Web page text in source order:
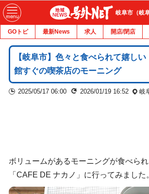
岐阜市（岐
GOトピ 最新News 求人 開店/閉店
【岐阜市】色々と食べられて嬉し
館すぐの喫茶店のモーニング
2025/05/17 06:00 2026/01/19 16:52 岐
ボリュームがあるモーニングが食べら
「CAFE DE ナカノ」に行ってみました